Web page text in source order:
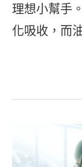
理想小幫手
化吸收，而